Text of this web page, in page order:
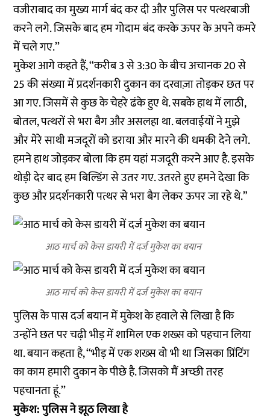
वजीराबाद का मुख्य मार्ग बंद कर दी और पुलिस पर पत्थरबाजी
करने लगे. जिसके बाद हम गोदाम बंद करके ऊपर के अपने कमरे
में चले गए.’’
मुकेश आगे कहते हैं, ‘‘करीब 3 से 3:30 के बीच अचानक 20 से
25 की संख्या में प्रदर्शनकारी दुकान का दरवाज़ा तोड़कर छत पर
आ गए. जिसमें से कुछ के चेहरे ढंके हुए थे. सबके हाथ में लाठी,
बोतल, पत्थरों से भरा बैग और असलहा था. बलवाईयों ने मुझे
और मेरे साथी मजदूरों को डराया और मारने की धमकी देने लगे.
हमने हाथ जोड़कर बोला कि हम यहां मजदूरी करने आए है. इसके
थोड़ी देर बाद हम बिल्डिंग से उतर गए. उतरते हुए हमने देखा कि
कुछ और प्रदर्शनकारी पत्थर से भरा बैग लेकर ऊपर जा रहे थे.”
आठ मार्च को केस डायरी में दर्ज मुकेश का बयान
आठ मार्च को केस डायरी में दर्ज मुकेश का बयान
पुलिस के पास दर्ज बयान में मुकेश के हवाले से लिखा है कि
उन्होंने छत पर चढ़ी भीड़ में शामिल एक शख्स को पहचान लिया
था. बयान कहता है, ‘‘भीड़ में एक शख्स वो भी था जिसका प्रिंटिंग
का काम हमारी दुकान के पीछे है. जिसको मैं अच्छी तरह
पहचानता हूं.’’
मुकेश: पुलिस ने झूठ लिखा है